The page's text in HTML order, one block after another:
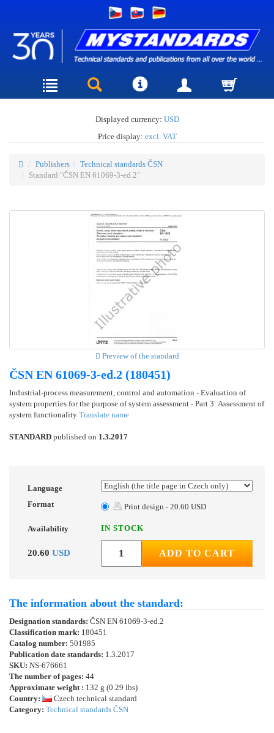
Displayed currency: USD
Price display: excl. VAT
Publishers
Technical standards ČSN
Standard "ČSN EN 61069-3-ed.2"
Preview of the standard
ČSN EN 61069-3-ed.2 (180451)
Industrial-process measurement, control and automation - Evaluation of
system properties for the purpose of system assessment - Part 3: Assessment of
system functionality Translate name
STANDARD published on 1.3.2017
Language
Format
Print design - 20.60 USD
Availability IN STOCK
20.60 USD ADD TO CART
The information about the standard:
Designation standards: ČSN EN 61069-3-ed.2
Classification mark: 180451
Catalog number: 501985
Publication date standards: 1.3.2017
SKU: NS-676661
The number of pages: 44
Approximate weight : 132 g (0.29 lbs)
Country:
Czech technical standard
Category: Technical standards ČSN